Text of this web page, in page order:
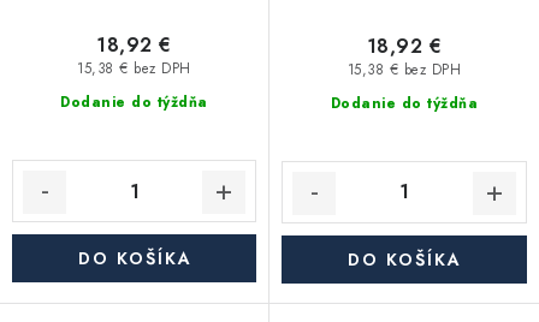
Dodanie do týždňa
15,38 € bez DPH
18,92 €
DO KOŠÍKA
Dodanie do týždňa
15,38 € bez DPH
18,92 €
DO KOŠÍKA